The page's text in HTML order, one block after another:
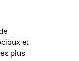
de livraison
aux produits volumineux.
et
plus